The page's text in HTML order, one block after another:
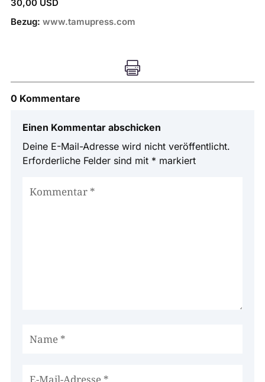
30,00 USD
Bezug: www.tamupress.com

0 Kommentare
Einen Kommentar abschicken
Deine E-Mail-Adresse wird nicht veröffentlicht.
Erforderliche Felder sind mit * markiert